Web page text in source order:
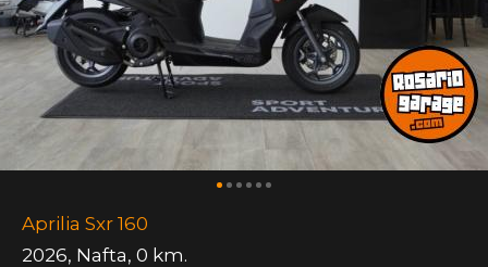
Aprilia Sxr 160
2026, Nafta, 0 km.